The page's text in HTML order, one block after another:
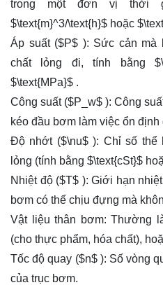
trong một đơn vị thời
$\text{m}^3/\text{h}$ hoặc
Áp suất ($P$ ): Sức cản mà
chất lỏng đi, tính bằng
$\text{MPa}$ .
Công suất ($P_w$ ): Công
kéo đầu bơm làm việc ổn
Độ nhớt ($\nu$): Chỉ số thể
lỏng (tính bằng $\text{cSt}$
Nhiệt độ ($T$ ): Giới hạn
bơm có thể chịu đựng mà
Vật liệu thân bơm: Thường
(cho thực phẩm, hóa chất),
Tốc độ quay ($n$): Số vòng
của trục bơm.